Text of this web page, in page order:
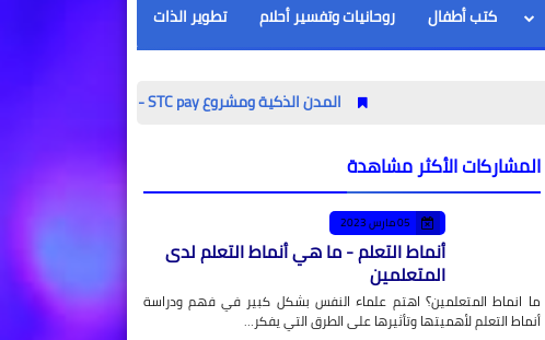
كتب أطفال روحانيات وتفسير أحلام تطوير الذات
المدن الذكية ومشروع STC pay - هل تساهم التكنولوجيا والعولمة في زيادة فرص عدم المساواة؟
المشاركات الأكثر مشاهدة
05 مارس 2023
أنماط التعلم - ما هي أنماط التعلم لدى
المتعلمين
ما انماط المتعلمين؟ اهتم علماء النفس بشكل كبير في فهم ودراسة
أنماط التعلم لأهميتها وتأثيرها على الطرق التي يفكر…